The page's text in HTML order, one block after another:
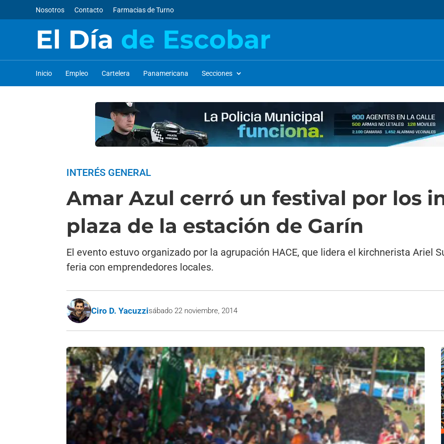
Nosotros Contacto Farmacias de Turno
El Día de Escobar
Inicio Empleo Cartelera Panamericana Secciones
INTERÉS GENERAL
Amar Azul cerró un festival por los
plaza de la estación de Garín
El evento estuvo organizado por la agrupación HACE, que lidera el kirchnerista Ariel
feria con emprendedores locales.
Ciro D. Yacuzzisábado 22 noviembre, 2014